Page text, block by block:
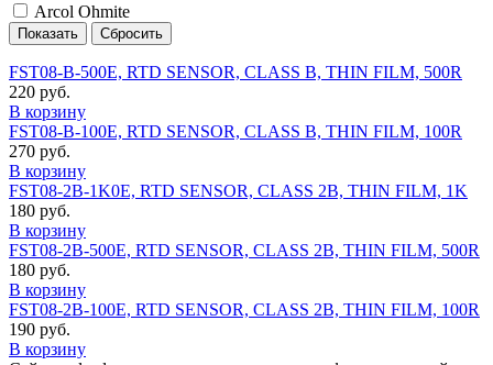
Arcol Ohmite
FST08-B-500E, RTD SENSOR, CLASS B, THIN FILM, 500R
220 руб.
В корзину
FST08-B-100E, RTD SENSOR, CLASS B, THIN FILM, 100R
270 руб.
В корзину
FST08-2B-1K0E, RTD SENSOR, CLASS 2B, THIN FILM, 1K
180 руб.
В корзину
FST08-2B-500E, RTD SENSOR, CLASS 2B, THIN FILM, 500R
180 руб.
В корзину
FST08-2B-100E, RTD SENSOR, CLASS 2B, THIN FILM, 100R
190 руб.
В корзину